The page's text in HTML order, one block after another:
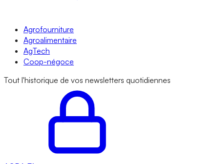
Agrofourniture
Agroalimentaire
AgTech
Coop-négoce
Tout l'historique de vos newsletters quotidiennes